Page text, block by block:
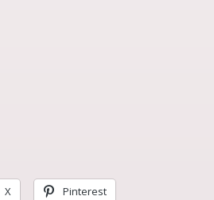
X Pinterest